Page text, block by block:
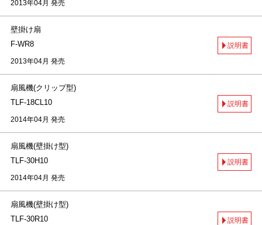
2013年04月 発売
壁掛け扇
F-WR8
2013年04月 発売
説明書
扇風機(クリップ型)
TLF-18CL10
2014年04月 発売
説明書
扇風機(壁掛け型)
TLF-30H10
2014年04月 発売
説明書
扇風機(壁掛け型)
TLF-30R10
説明書